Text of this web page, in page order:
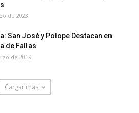
de 2023
San José y Polope Destacan en
de Fallas
de 2019
Cargar mas